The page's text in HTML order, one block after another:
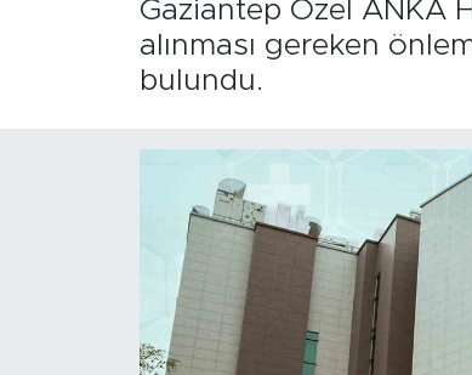
Gaziantep Özel ANKA
alınması gereken
bulundu.